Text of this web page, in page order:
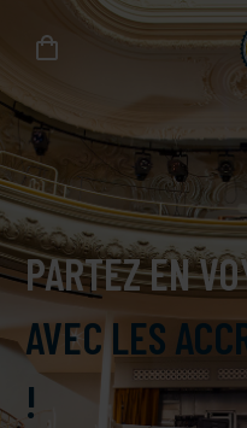
PARTEZ EN
AVEC LES
!